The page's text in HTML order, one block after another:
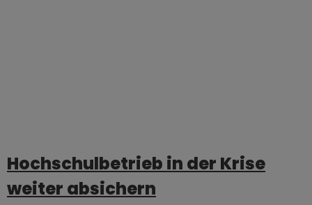
Hochschulbetrieb in der Krise
weiter absichern